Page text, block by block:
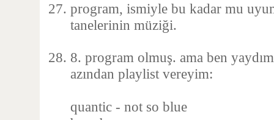
program, ismiyle bu kadar mu
tanelerinin müziği.
8. program olmuş. ama ben
azından playlist vereyim:
quantic - not so blue